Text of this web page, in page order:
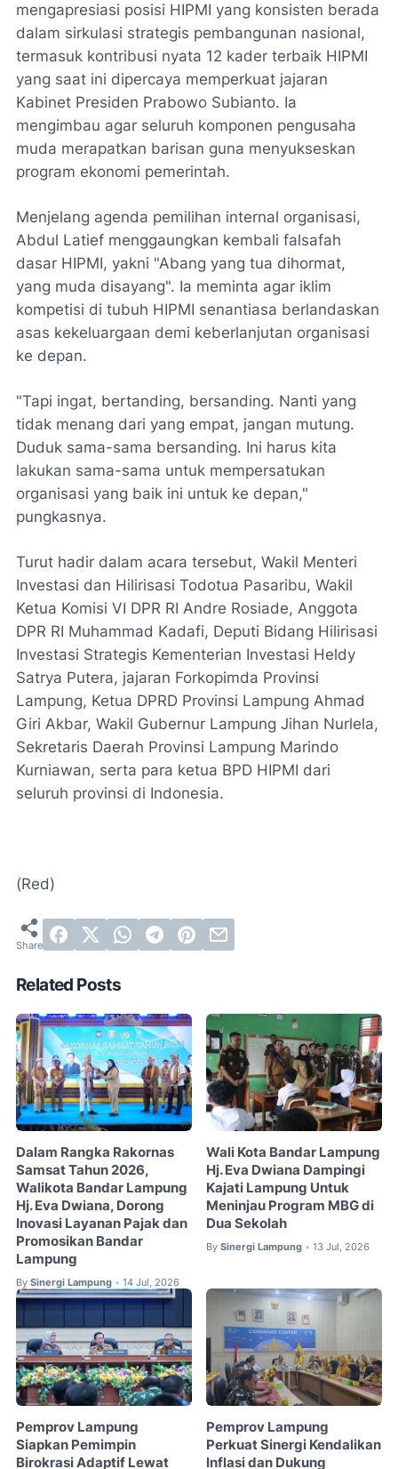
mengapresiasi posisi HIPMI yang konsisten berada
dalam sirkulasi strategis pembangunan nasional,
termasuk kontribusi nyata 12 kader terbaik HIPMI
yang saat ini dipercaya memperkuat jajaran
Kabinet Presiden Prabowo Subianto. Ia
mengimbau agar seluruh komponen pengusaha
muda merapatkan barisan guna menyukseskan
program ekonomi pemerintah.
Menjelang agenda pemilihan internal organisasi,
Abdul Latief menggaungkan kembali falsafah
dasar HIPMI, yakni "Abang yang tua dihormat,
yang muda disayang". Ia meminta agar iklim
kompetisi di tubuh HIPMI senantiasa berlandaskan
asas kekeluargaan demi keberlanjutan organisasi
ke depan.
​"Tapi ingat, bertanding, bersanding. Nanti yang
tidak menang dari yang empat, jangan mutung.
Duduk sama-sama bersanding. Ini harus kita
lakukan sama-sama untuk mempersatukan
organisasi yang baik ini untuk ke depan,"
pungkasnya.
​Turut hadir dalam acara tersebut, Wakil Menteri
Investasi dan Hilirisasi Todotua Pasaribu, Wakil
Ketua Komisi VI DPR RI Andre Rosiade, Anggota
DPR RI Muhammad Kadafi, Deputi Bidang Hilirisasi
Investasi Strategis Kementerian Investasi Heldy
Satrya Putera, jajaran Forkopimda Provinsi
Lampung, Ketua DPRD Provinsi Lampung Ahmad
Giri Akbar, Wakil Gubernur Lampung Jihan Nurlela,
Sekretaris Daerah Provinsi Lampung Marindo
Kurniawan, serta para ketua BPD HIPMI dari
seluruh provinsi di Indonesia.
(Red)
Related Posts
Dalam Rangka Rakornas
Samsat Tahun 2026,
Walikota Bandar Lampung
Hj. Eva Dwiana, Dorong
Inovasi Layanan Pajak dan
Promosikan Bandar
Lampung
By Sinergi Lampung • 14 Jul, 2026
Wali Kota Bandar Lampung
Hj. Eva Dwiana Dampingi
Kajati Lampung Untuk
Meninjau Program MBG di
Dua Sekolah
By Sinergi Lampung • 13 Jul, 2026
Pemprov Lampung
Siapkan Pemimpin
Birokrasi Adaptif Lewat
Pemprov Lampung
Perkuat Sinergi Kendalikan
Inflasi dan Dukung